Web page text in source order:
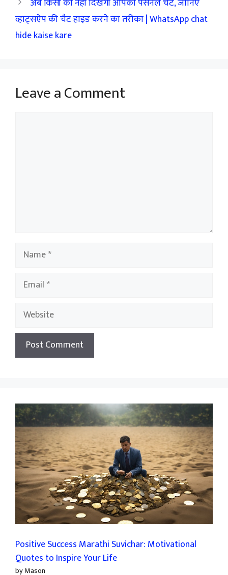
अब किसी को नहीं दिखेगी आपकी पर्सनल चैट, जानिएं
व्हाट्सऐप की चैट हाइड करने का तरीका | WhatsApp chat
hide kaise kare
Leave a Comment
Name
Email
Website
Positive Success Marathi Suvichar: Motivational
Quotes to Inspire Your Life
by Mason